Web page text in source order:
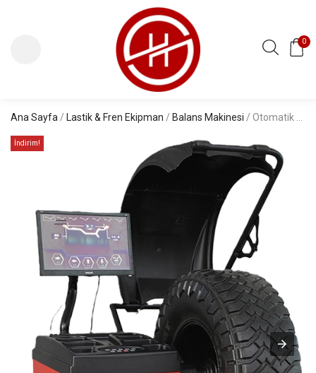
0
Ana Sayfa / Lastik & Fren Ekipman / Balans Makinesi / Otomatik statik ve dinamik denge lazer Balans Makinesi Otolas 370B
İndirim!